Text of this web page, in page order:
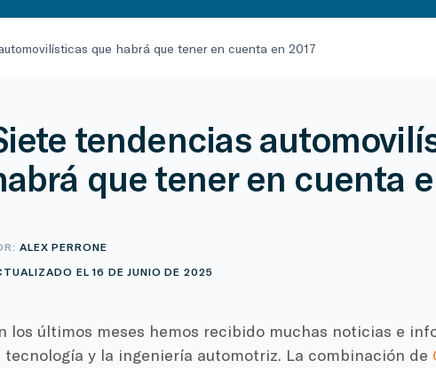
que habrá que tener en cuenta en 2017
tendencias
que tener en cuenta
ALEX PERRONE
EL 16 DE JUNIO DE 2025
los últimos meses hemos recibido muchas noticias e
tecnología y la ingeniería automotriz. La combinación de